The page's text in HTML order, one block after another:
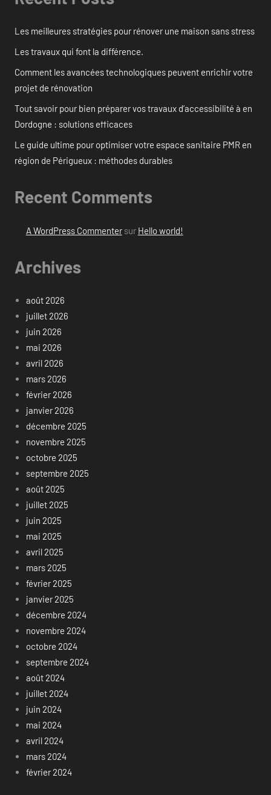
Les meilleures stratégies pour rénover une maison sans stress
Les travaux qui font la différence.
Comment les avancées technologiques peuvent enrichir votre
projet de rénovation
Tout savoir pour bien préparer vos travaux d’accessibilité à en
Dordogne : solutions efficaces
Le guide ultime pour optimiser votre espace sanitaire PMR en
région de Périgueux : méthodes durables
Recent Comments
A WordPress Commentersur Hello world!
Archives
août 2026
juillet 2026
juin 2026
mai 2026
avril 2026
mars 2026
février 2026
janvier 2026
décembre 2025
novembre 2025
octobre 2025
septembre 2025
août 2025
juillet 2025
juin 2025
mai 2025
avril 2025
mars 2025
février 2025
janvier 2025
décembre 2024
novembre 2024
octobre 2024
septembre 2024
août 2024
juillet 2024
juin 2024
mai 2024
avril 2024
mars 2024
février 2024